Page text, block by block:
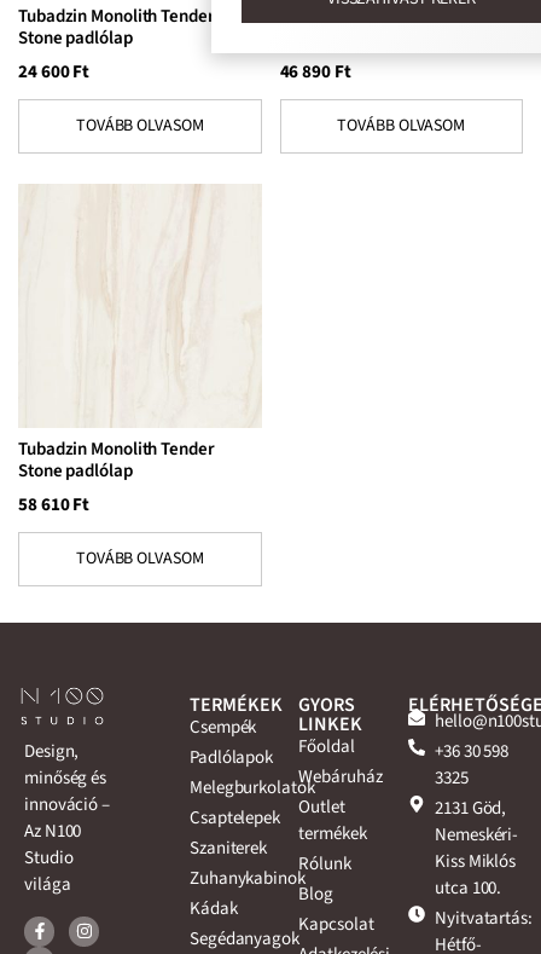
Tubadzin Monolith Tender
Stone padlólap
24 600Ft
TOVÁBB OLVASOM
46 890Ft
TOVÁBB OLVASOM
Tubadzin Monolith Tender
Stone padlólap
58 610Ft
TOVÁBB OLVASOM
Design,
minőség és
innováció –
Az N100
Studio
világa
TERMÉKEK
Csempék
Padlólapok
Melegburkolatok
Csaptelepek
Szaniterek
Zuhanykabinok
Kádak
Segédanyagok
GYORS
LINKEK
Főoldal
Webáruház
Outlet
termékek
Rólunk
Blog
Kapcsolat
+36 30 598
3325
2131 Göd,
Nemeskéri-
Kiss Miklós
utca 100.
Nyitvatartás:
Hétfő-